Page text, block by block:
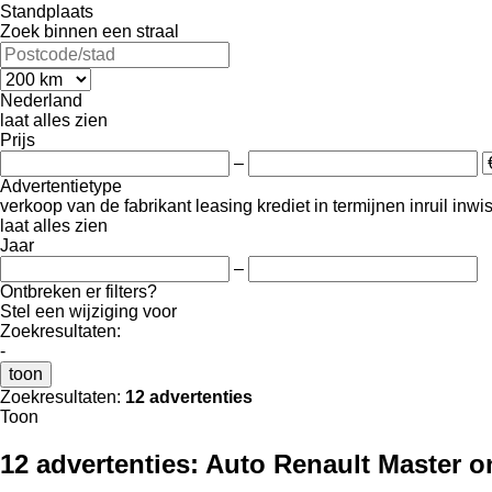
Standplaats
Zoek binnen een straal
Nederland
laat alles zien
Prijs
–
Advertentietype
verkoop van de fabrikant leasing krediet in termijnen inruil
laat alles zien
Jaar
–
Ontbreken er filters?
Stel een wijziging voor
Zoekresultaten:
-
toon
Zoekresultaten: 12 advertenties
Toon
12 advertenties: Auto Renault Master